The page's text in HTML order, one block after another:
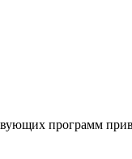
программ